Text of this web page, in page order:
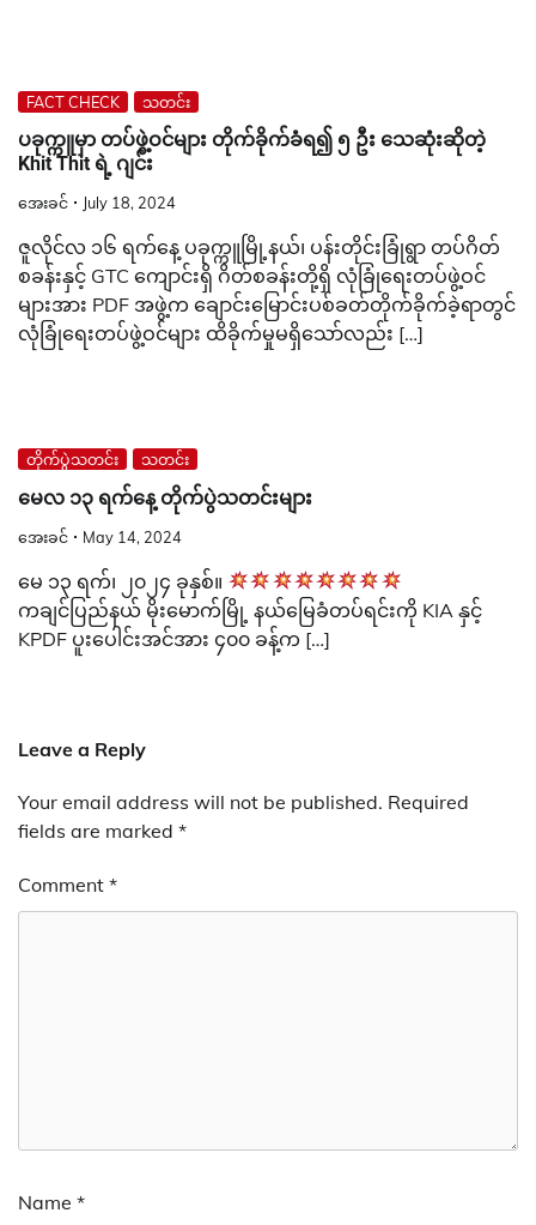
FACT CHECK သတင်း
ပခုက္ကူမှာ တပ်ဖွဲ့ဝင်များ တိုက်ခိုက်ခံရ၍ ၅ ဦး သေဆုံးဆိုတဲ့
Khit Thit ရဲ့ ဂျင်း
အေးခင် July 18, 2024
ဇူလိုင်လ ၁၆ ရက်နေ့ ပခုက္ကူမြို့နယ်၊ ပန်းတိုင်းခြုံရွာ တပ်ဂိတ်
စခန်းနှင့် GTC ကျောင်းရှိ ဂိတ်စခန်းတို့ရှိ လုံခြုံရေးတပ်ဖွဲ့ဝင်
များအား PDF အဖွဲ့က ချောင်းမြောင်းပစ်ခတ်တိုက်ခိုက်ခဲ့ရာတွင်
လုံခြုံရေးတပ်ဖွဲ့ဝင်များ ထိခိုက်မှုမရှိသော်လည်း […]
တိုက်ပွဲသတင်း သတင်း
မေလ ၁၃ ရက်နေ့ တိုက်ပွဲသတင်းများ
အေးခင် May 14, 2024
မေ ၁၃ ရက်၊ ၂၀၂၄ ခုနှစ်။
ကချင်ပြည်နယ် မိုးမောက်မြို့ နယ်မြေခံတပ်ရင်းကို KIA နှင့်
KPDF ပူးပေါင်းအင်အား ၄၀၀ ခန့်က […]
Leave a Reply
Your email address will not be published. Required
fields are marked *
Comment *
Name *